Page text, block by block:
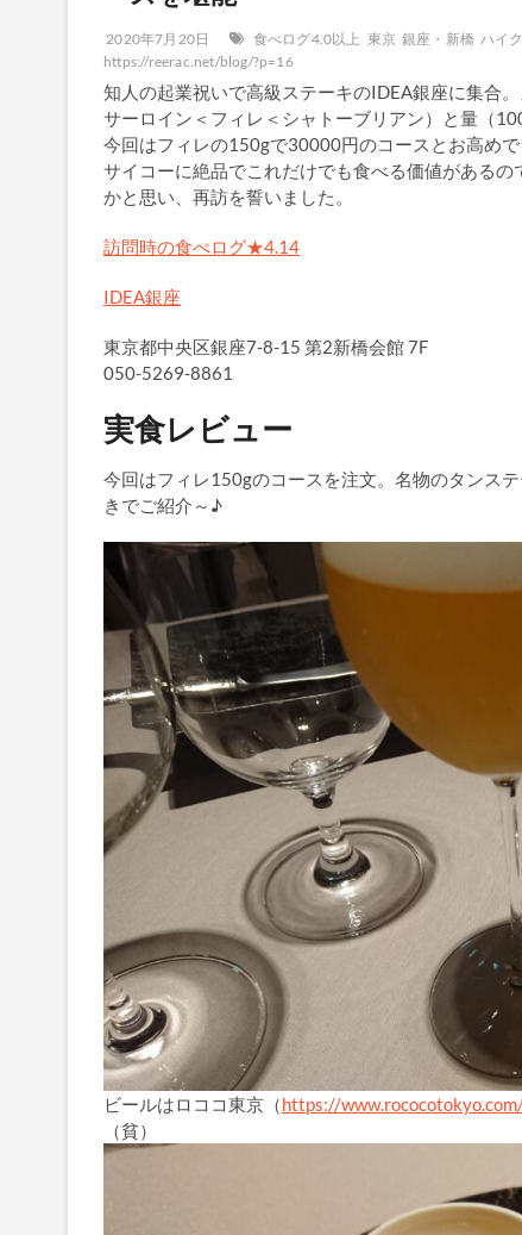
2020年7月20日 食べログ4.0以上 東京 銀座・新橋 ハイ
https://reerac.net/blog/?p=16
知人の起業祝いで高級ステーキのIDEA銀座に集合
サーロイン＜フィレ＜シャトーブリアン）と量（
今回はフィレの150gで30000円のコースとお高め
サイコーに絶品でこれだけでも食べる価値がある
かと思い、再訪を誓いました。
訪問時の食べログ★4.14
IDEA銀座
東京都中央区銀座7-8-15 第2新橋会館 7F
050-5269-8861
実食レビュー
今回はフィレ150gのコースを注文。名物のタンス
きでご紹介～♪
ビールはロココ東京（https://
（貧）